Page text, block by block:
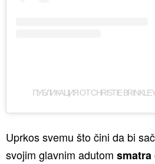
ПУБЛИКАЦИЯ ОТ CHRISTIE BRINKLEY
Uprkos svemu što čini da bi
svojim glavnim adutom